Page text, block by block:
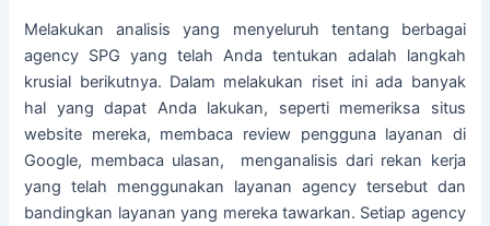
Melakukan analisis yang menyeluruh tentang berbagai
agency SPG yang telah Anda tentukan adalah langkah
krusial berikutnya. Dalam melakukan riset ini ada banyak
hal yang dapat Anda lakukan, seperti memeriksa situs
website mereka, membaca review pengguna layanan di
Google, membaca ulasan, menganalisis dari rekan kerja
yang telah menggunakan layanan agency tersebut dan
bandingkan layanan yang mereka tawarkan. Setiap agency